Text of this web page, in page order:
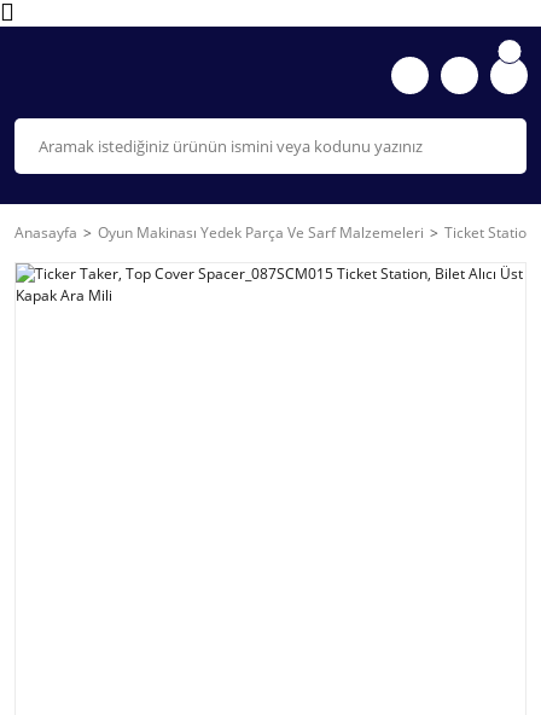
Anasayfa Oyun Makinası Yedek Parça Ve Sarf Malzemeleri Ticket